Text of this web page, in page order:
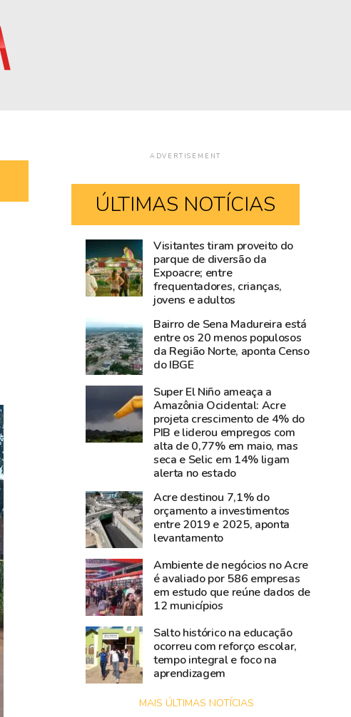
ADVERTISEMENT
ÚLTIMAS NOTÍCIAS
Mailza
tieta
Ana
diz
que
show
cantora
foi
um
sucesso
da
Expoacre
2026
Blog
do
Accioly:
perde
Carlos
Pinto,
criador
Shampoo
Esperança
empreendedorismo
amazônico
Visitantes tiram proveito do
parque de diversão da
Expoacre; entre
frequentadores, crianças,
jovens e adultos
Bairro de Sena Madureira está
entre os 20 menos populosos
da Região Norte, aponta Censo
do IBGE
Super El Niño ameaça a
Amazônia Ocidental: Acre
projeta crescimento de 4% do
PIB e liderou empregos com
alta de 0,77% em maio, mas
seca e Selic em 14% ligam
alerta no estado
Acre destinou 7,1% do
orçamento a investimentos
entre 2019 e 2025, aponta
levantamento
Ambiente de negócios no Acre
é avaliado por 586 empresas
em estudo que reúne dados de
12 municípios
Salto histórico na educação
ocorreu com reforço escolar,
tempo integral e foco na
aprendizagem
MAIS ÚLTIMAS NOTÍCIAS